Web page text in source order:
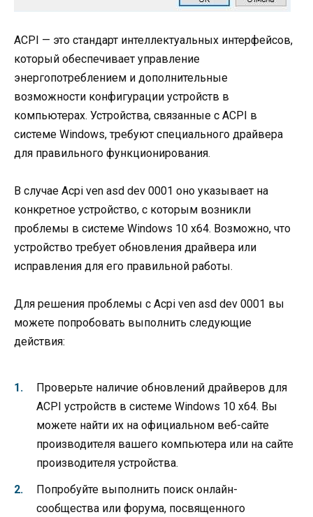
ACPI — это стандарт интеллектуальных интерфейсов,
который обеспечивает управление
энергопотреблением и дополнительные
возможности конфигурации устройств в
компьютерах. Устройства, связанные с ACPI в
системе Windows, требуют специального драйвера
для правильного функционирования.
В случае Acpi ven asd dev 0001 оно указывает на
конкретное устройство, с которым возникли
проблемы в системе Windows 10 x64. Возможно, что
устройство требует обновления драйвера или
исправления для его правильной работы.
Для решения проблемы с Acpi ven asd dev 0001 вы
можете попробовать выполнить следующие
действия:
Проверьте наличие обновлений драйверов для
ACPI устройств в системе Windows 10 x64. Вы
можете найти их на официальном веб-сайте
производителя вашего компьютера или на сайте
производителя устройства.
Попробуйте выполнить поиск онлайн-
сообщества или форума, посвященного